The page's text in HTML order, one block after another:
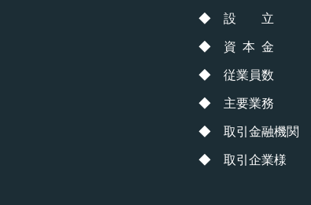
◆ 設 立
◆ 資 本 金
◆ 従業員数
◆ 主要業務 廃棄
◆ 取引金融機関 三
◆ 取引企業様 ネ